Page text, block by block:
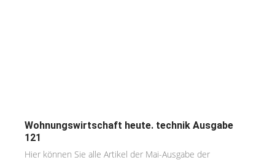
Wohnungswirtschaft heute. technik Ausgabe
121
Hier können Sie alle Artikel der Mai-Ausgabe der